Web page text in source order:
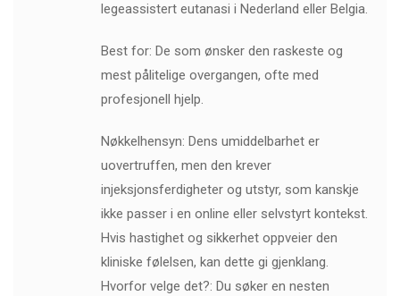
legeassistert eutanasi i Nederland eller Belgia.
Best for: De som ønsker den raskeste og
mest pålitelige overgangen, ofte med
profesjonell hjelp.
Nøkkelhensyn: Dens umiddelbarhet er
uovertruffen, men den krever
injeksjonsferdigheter og utstyr, som kanskje
ikke passer i en online eller selvstyrt kontekst.
Hvis hastighet og sikkerhet oppveier den
kliniske følelsen, kan dette gi gjenklang.
Hvorfor velge det?: Du søker en nesten